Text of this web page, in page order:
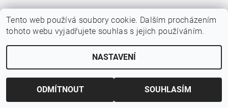
Tento web používá soubory cookie. Dalším procházením
tohoto webu vyjadřujete souhlas s jejich používáním.
NASTAVENÍ
ODMÍTNOUT SOUHLASÍM